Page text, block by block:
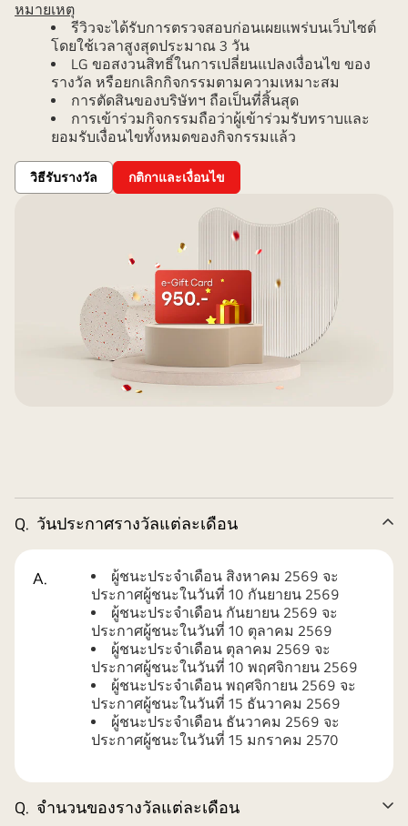
หมายเหตุ
รีวิวจะได้รับการตรวจสอบก่อนเผยแพร่บนเว็บไซต์
โดยใช้เวลาสูงสุดประมาณ 3 วัน
LG ขอสงวนสิทธิ์ในการเปลี่ยนแปลงเงื่อนไข ของ
รางวัล หรือยกเลิกกิจกรรมตามความเหมาะสม
การตัดสินของบริษัทฯ ถือเป็นที่สิ้นสุด
การเข้าร่วมกิจกรรมถือว่าผู้เข้าร่วมรับทราบและ
ยอมรับเงื่อนไขทั้งหมดของกิจกรรมแล้ว
วิธีรับรางวัล กติกาและเงื่อนไข
Q. วันประกาศรางวัลแต่ละเดือน ย่อ
A.
ผู้ชนะประจำเดือน สิงหาคม 2569 จะ
ประกาศผู้ชนะในวันที่ 10 กันยายน 2569
ผู้ชนะประจำเดือน กันยายน 2569 จะ
ประกาศผู้ชนะในวันที่ 10 ตุลาคม 2569
ผู้ชนะประจำเดือน ตุลาคม 2569 จะ
ประกาศผู้ชนะในวันที่ 10 พฤศจิกายน 2569
ผู้ชนะประจำเดือน พฤศจิกายน 2569 จะ
ประกาศผู้ชนะในวันที่ 15 ธันวาคม 2569
ผู้ชนะประจำเดือน ธันวาคม 2569 จะ
ประกาศผู้ชนะในวันที่ 15 มกราคม 2570
Q. จำนวนของรางวัลแต่ละเดือน